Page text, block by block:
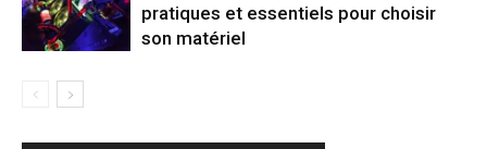
pratiques et essentiels pour choisir
son matériel